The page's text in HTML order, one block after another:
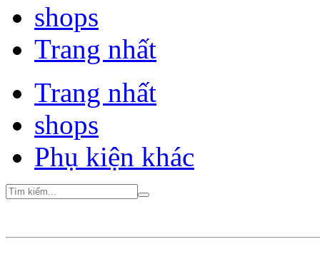
shops
Trang nhất
Trang nhất
shops
Phụ kiện khác